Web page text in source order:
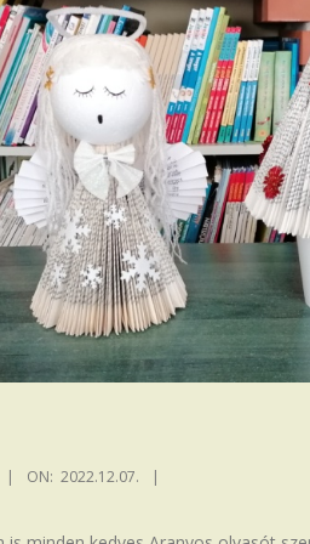
ON: 2022.12.07.